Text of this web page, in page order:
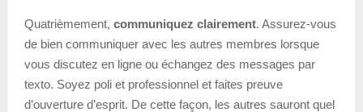
Quatrièmement, communiquez clairement. Assurez-vous
de bien communiquer avec les autres membres lorsque
vous discutez en ligne ou échangez des messages par
texto. Soyez poli et professionnel et faites preuve
d’ouverture d’esprit. De cette façon, les autres sauront quel